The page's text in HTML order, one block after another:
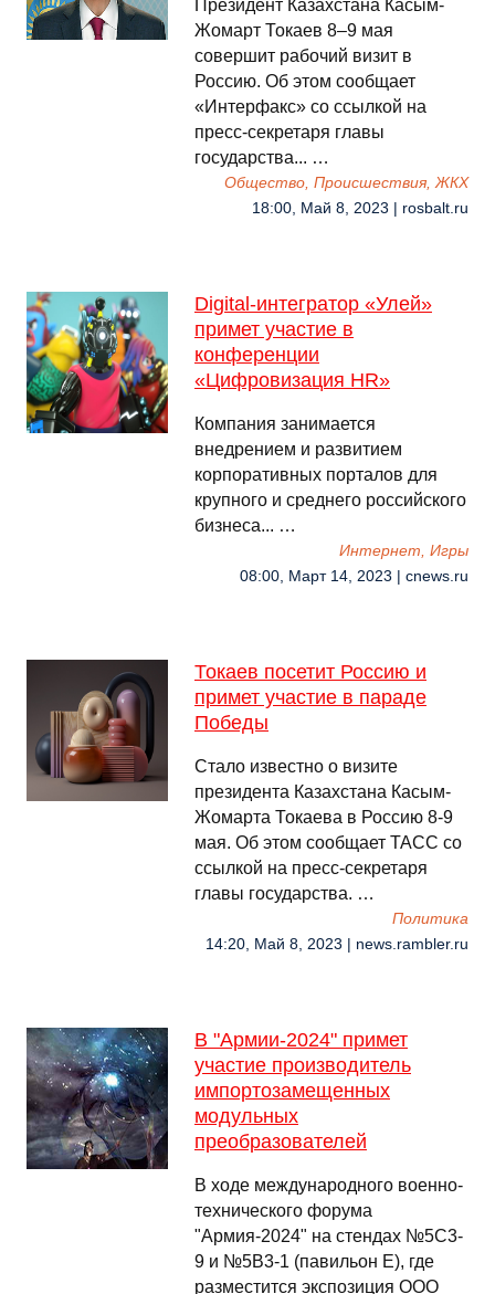
Президент Казахстана Касым-
Жомарт Токаев 8–9 мая
совершит рабочий визит в
Россию. Об этом сообщает
«Интерфакс» со ссылкой на
пресс-секретаря главы
государства... …
Общество, Происшествия, ЖКХ
18:00, Май 8, 2023 | rosbalt.ru
Digital-интегратор «Улей»
примет участие в
конференции
«Цифровизация HR»
Компания занимается
внедрением и развитием
корпоративных порталов для
крупного и среднего российского
бизнеса... …
Интернет, Игры
08:00, Март 14, 2023 | cnews.ru
Токаев посетит Россию и
примет участие в параде
Победы
Стало известно о визите
президента Казахстана Касым-
Жомарта Токаева в Россию 8-9
мая. Об этом сообщает ТАСС со
ссылкой на пресс-секретаря
главы государства. …
Политика
14:20, Май 8, 2023 | news.rambler.ru
В "Армии-2024" примет
участие производитель
импортозамещенных
модульных
преобразователей
В ходе международного военно-
технического форума
"Армия-2024" на стендах №5С3-
9 и №5В3-1 (павильон Е), где
разместится экспозиция ООО